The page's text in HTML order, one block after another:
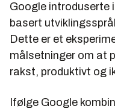
Google introduserte
basert
Dette er et
målsetninger om at
rakst, produktivt og
Ifølge Google